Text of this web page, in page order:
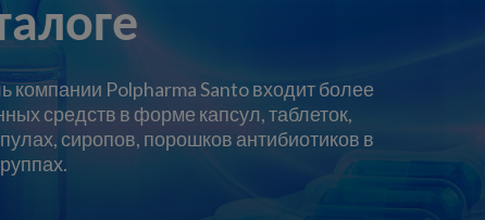
Polpharma Santo входит более
средств в форме капсул, таблеток,
сиропов, порошков антибиотиков в